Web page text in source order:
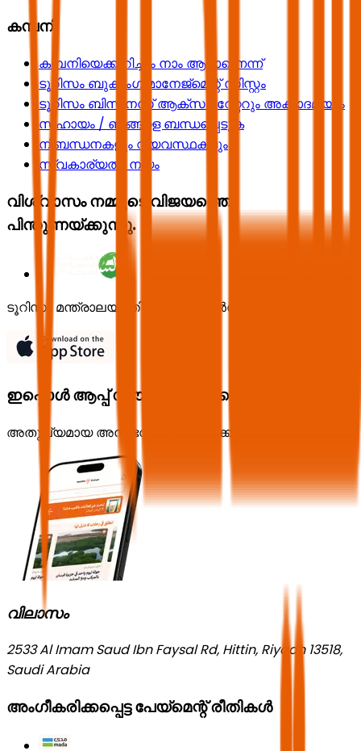
കമ്പനി
കമ്പനിയെക്കുറിച്ചും നാം ആരാണെന്ന്
ടൂറിസം ബുക്കിംഗ് മാനേജ്മെന്റ് സിസ്റ്റം
ടൂറിസം ബിസിനസ് ആക്സലറേറ്ററും അക്കാദമിയും
സഹായം / ഞങ്ങളെ ബന്ധപ്പെടുക
നിബന്ധനകളും വ്യവസ്ഥകളും
സ്വകാര്യതാ നയം
വിശ്വാസം നമ്മുടെ വിജയത്തെ
പിന്തുണയ്ക്കുന്നു.
ടൂറിസം മന്ത്രാലയത്തിന്റെ ലൈസൻസ് നമ്പർ 73102191
ഇപ്പൊൾ ആപ്പ് ഡൗൺലോഡ് ചെയ്യൂ
അതുല്യമായ അനുഭവം ആസ്വദിക്കൂ!
വിലാസം
2533 Al Imam Saud Ibn Faysal Rd, Hittin, Riyadh 13518,
Saudi Arabia
അംഗീകരിക്കപ്പെട്ട പേയ്മെന്റ് രീതികൾ